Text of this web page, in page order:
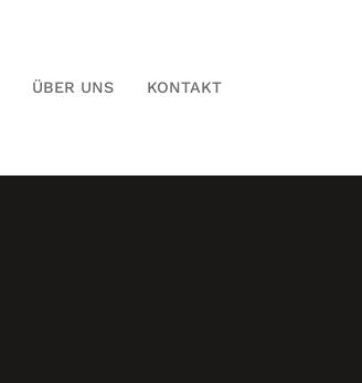
ÜBER UNS KONTAKT